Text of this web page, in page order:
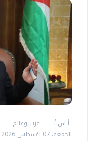
أ ش أ
عرب وعالم
الجمعة، 07 اغسطس 2026 04:53 م